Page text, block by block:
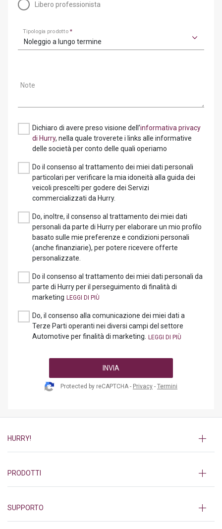
Libero professionista
Tipologia prodotto*
Noleggio a lungo termine
Note
Dichiaro di avere preso visione dell’informativa privacy
di Hurry, nella quale troverete i links alle informative
delle società per conto delle quali operiamo
Do il consenso al trattamento dei miei dati personali
particolari per verificare la mia idoneità alla guida dei
veicoli prescelti per godere dei Servizi
commercializzati da Hurry.
Do, inoltre, il consenso al trattamento dei miei dati
personali da parte di Hurry per elaborare un mio profilo
basato sulle mie preferenze e condizioni personali
(anche finanziarie), per potere ricevere offerte
personalizzate.
Do il consenso al trattamento dei miei dati personali da
parte di Hurry per il perseguimento di finalità di
marketing
Do, il consenso alla comunicazione dei miei dati a
Terze Parti operanti nei diversi campi del settore
Automotive per finalità di marketing.
INVIA
Protected by reCAPTCHA - Privacy - Termini
HURRY!
PRODOTTI
SUPPORTO